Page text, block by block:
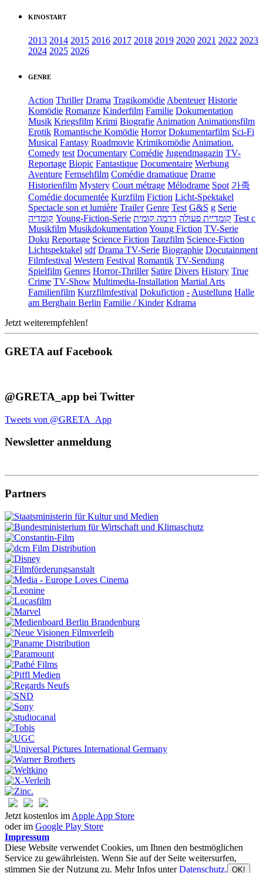
KINOSTART
2013 2014 2015 2016 2017 2018 2019 2020 2021 2022 2023
2024 2025 2026
GENRE
Action Thriller Drama Tragikomödie Abenteuer Historie
Komödie Romanze Kinderfilm Familie Dokumentation
Musik Kriegsfilm Krimi Biografie Animation Animationsfilm
Erotik Romantische Komödie Horror Dokumentarfilm Sci-Fi
Musical Fantasy Roadmovie Krimikomödie Animation.
Comedy test Documentary Comédie Jugendmagazin TV-
Reportage Biopic Fantastique Documentaire Werbung
Aventure Fernsehfilm Comédie dramatique Drame
Historienfilm Mystery Court métrage Mélodrame Spot 가족
Comédie documentée Kurzfilm Fiction Licht-Spektakel
Spectacle son et lumière Trailer Genre Test G&S g Serie
קומדיה Young-Fiction-Serie קומדיית פעולה דרמה קומית
Test c
Musikfilm Musikdokumentation Young Fiction TV-Serie
Doku Reportage Science Fiction Tanzfilm Science-Fiction
Lichtspektakel sdf Drama TV-Serie Biographie Docutainment
Filmfestival Western Festival Romantik TV-Sendung
Spielfilm Genres Horror-Thriller Satire Divers History True
Crime TV-Show Multimedia-Installation Martial Arts
Familienfilm Kurzfilmfestival Dokufiction - Austellung Halle
am Berghain Berlin Familie / Kinder Kdrama
Jetzt weiterempfehlen!
GRETA auf Facebook
@GRETA_app bei Twitter
Tweets von @GRETA_App
Newsletter anmeldung
Partners
Jetzt kostenlos im Apple App Store
oder im Google Play Store
Impressum
Diese Website verwendet Cookies, um Ihnen den bestmöglichen
Service zu gewährleisten. Wenn Sie auf der Seite weitersurfen,
stimmen Sie der Nutzung zu. Mehr Infos unterDatenschutz. OK!